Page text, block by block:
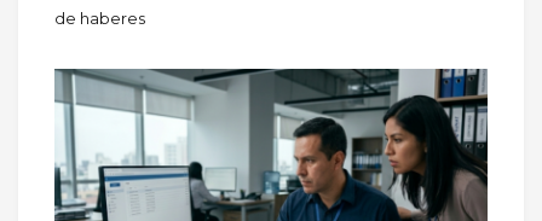
de haberes